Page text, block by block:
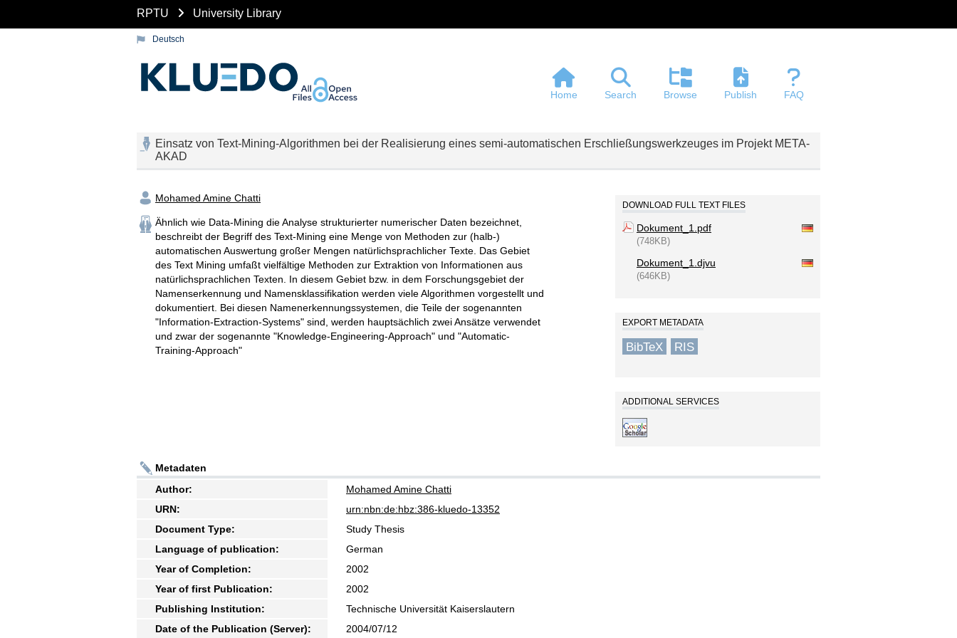
RPTU University Library
Deutsch
Home Search Browse Publish FAQ
Einsatz von Text-Mining-Algorithmen bei der Realisierung eines semi-automatischen Erschließungswerkzeuges im Projekt META-
AKAD
Mohamed Amine Chatti
Ähnlich wie Data-Mining die Analyse strukturierter numerischer Daten bezeichnet,
beschreibt der Begriff des Text-Mining eine Menge von Methoden zur (halb-)
automatischen Auswertung großer Mengen natürlichsprachlicher Texte. Das Gebiet
des Text Mining umfaßt vielfältige Methoden zur Extraktion von Informationen aus
natürlichsprachlichen Texten. In diesem Gebiet bzw. in dem Forschungsgebiet der
Namenserkennung und Namensklassifikation werden viele Algorithmen vorgestellt und
dokumentiert. Bei diesen Namenerkennungssystemen, die Teile der sogenannten
"Information-Extraction-Systems" sind, werden hauptsächlich zwei Ansätze verwendet
und zwar der sogenannte "Knowledge-Engineering-Approach" und "Automatic-
Training-Approach"
DOWNLOAD FULL TEXT FILES
Dokument_1.pdf
(748KB)
Dokument_1.djvu
(646KB)
EXPORT METADATA
BibTeX RIS
ADDITIONAL SERVICES
Metadaten
Author:
Mohamed Amine Chatti
URN:
urn:nbn:de:hbz:386-kluedo-13352
Document Type:
Study Thesis
Language of publication:
German
Year of Completion:
2002
Year of first Publication:
2002
Publishing Institution:
Technische Universität Kaiserslautern
Date of the Publication (Server):
2004/07/12